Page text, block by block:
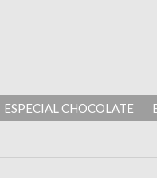
ESPECIAL CHOCOLATE